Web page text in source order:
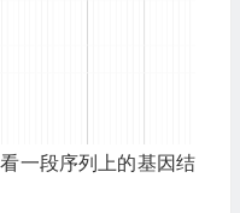
一段序列上的基因结